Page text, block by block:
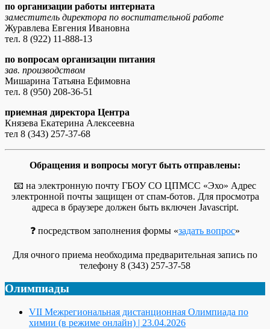
по организации работы интерната
заместитель директора по воспитательной работе
Журавлева Евгения Ивановна
тел. 8 (922) 11-888-13
по вопросам организации питания
зав. производством
Мишарина Татьяна Ефимовна
тел. 8 (950) 208-36-51
приемная директора Центра
Князева Екатерина Алексеевна
тел 8 (343) 257-37-68
Обращения и вопросы могут быть отправлены:
📧 на электронную почту ГБОУ СО ЦПМСС «Эхо» Адрес
электронной почты защищен от спам-ботов. Для просмотра
адреса в браузере должен быть включен Javascript.
❓ посредством заполнения формы «задать вопрос»
Для очного приема необходима предварительная запись по
телефону 8 (343) 257-37-58
Олимпиады
VII Межрегиональная дистанционная Олимпиада по
химии (в режиме онлайн) | 23.04.2026